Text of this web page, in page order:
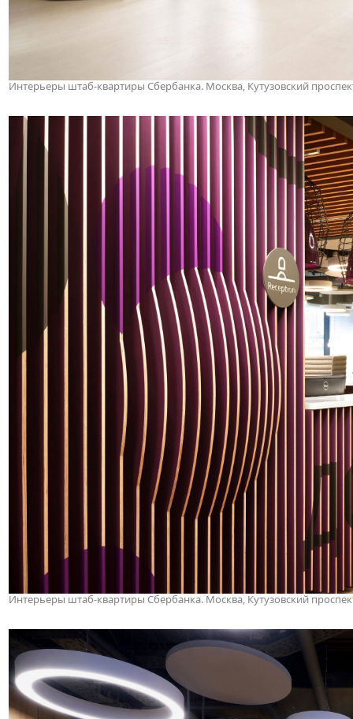
Интерьеры штаб-квартиры Сбербанка. Москва, Кутузовский
Интерьеры штаб-квартиры Сбербанка. Москва, Кутузовский